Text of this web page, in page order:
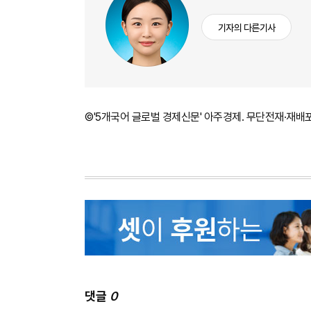
기자의 다른기사
©'5개국어 글로벌 경제신문' 아주경제. 무단전재·재배
댓글 0